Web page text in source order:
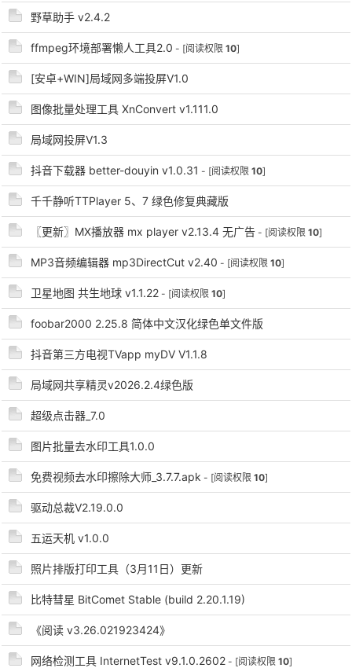
po
jie.
cn
野草助手 v2.4.2
ffmpeg环境部署懒人工具2.0 - [阅读权限 10]
[安卓+WIN]局域网多端投屏V1.0
图像批量处理工具 XnConvert v1.111.0
局域网投屏V1.3
抖音下载器 better-douyin v1.0.31 - [阅读权限 10]
千千静听TTPlayer 5、7 绿色修复典藏版
〖更新〗MX播放器 mx player v2.13.4 无广告 - [阅读权限 10]
MP3音频编辑器 mp3DirectCut v2.40 - [阅读权限 10]
卫星地图 共生地球 v1.1.22 - [阅读权限 10]
foobar2000 2.25.8 简体中文汉化绿色单文件版
抖音第三方电视TVapp myDV V1.1.8
局域网共享精灵v2026.2.4绿色版
超级点击器_7.0
图片批量去水印工具1.0.0
免费视频去水印擦除大师_3.7.7.apk - [阅读权限 10]
驱动总裁V2.19.0.0
五运天机 v1.0.0
照片排版打印工具（3月11日）更新
比特彗星 BitComet Stable (build 2.20.1.19)
《阅读 v3.26.021923424》
网络检测工具 InternetTest v9.1.0.2602 - [阅读权限 10]